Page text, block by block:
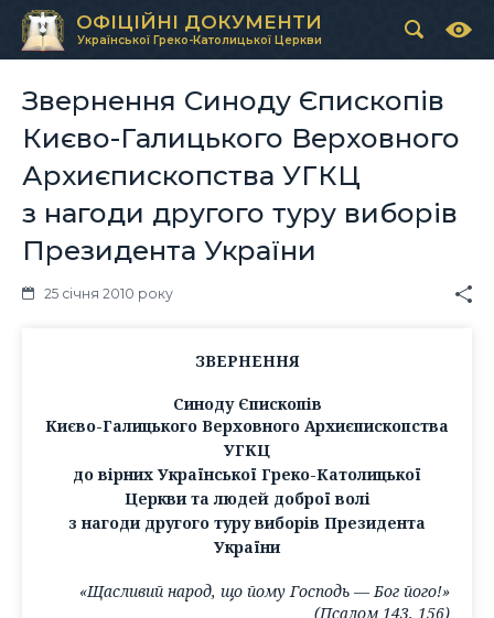
ОФІЦІЙНІ ДОКУМЕНТИ
Української Греко-Католицької Церкви
Звернення Синоду Єпископів
Києво-Галицького Верховного
Архиєпископства УГКЦ
з нагоди другого туру виборів
Президента України
25 січня 2010 року
ЗВЕРНЕННЯ
Синоду Єпископів
Києво-Галицького Верховного Архиєпископства
УГКЦ
до вірних Української Греко-Католицької
Церкви та людей доброї волі
з нагоди другого туру виборів Президента
України
«Щасливий народ, що йому Господь — Бог його!»
(Псалом 143, 156)